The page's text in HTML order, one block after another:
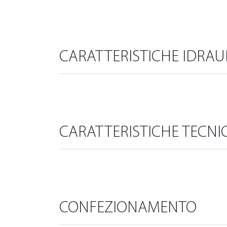
CARATTERISTICHE
CARATTERISTICHE
CONFEZIONAMENTO